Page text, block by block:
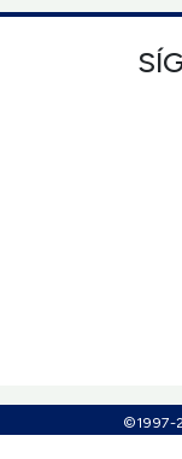
©1997-